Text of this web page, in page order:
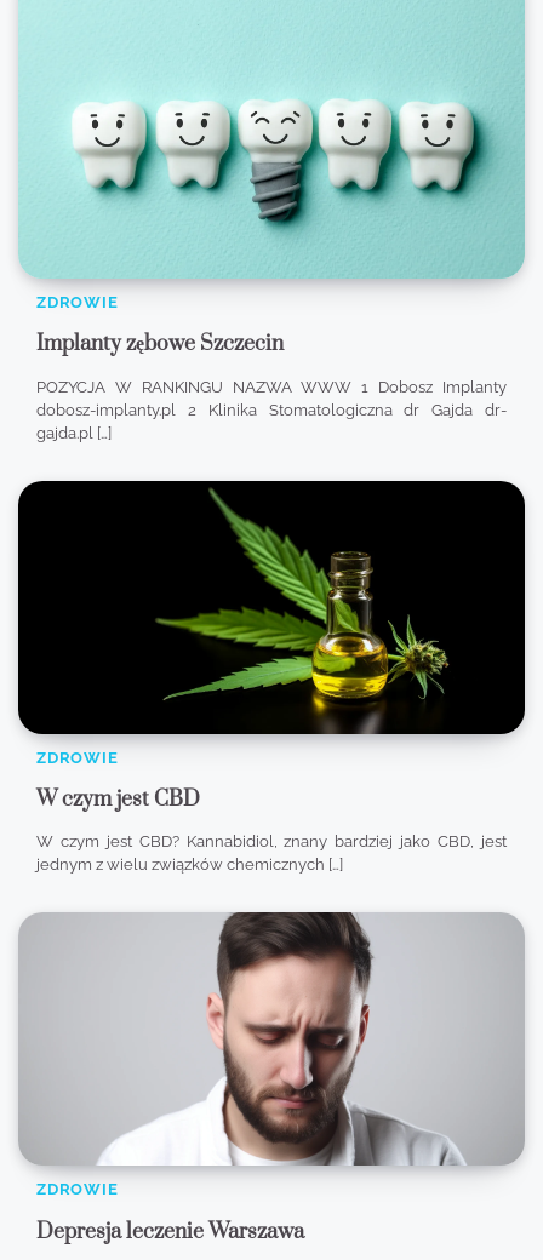
ZDROWIE
Implanty zębowe Szczecin
POZYCJA W RANKINGU NAZWA WWW 1 Dobosz Implanty
dobosz-implanty.pl 2 Klinika Stomatologiczna dr Gajda dr-
gajda.pl […]
ZDROWIE
W czym jest CBD
W czym jest CBD? Kannabidiol, znany bardziej jako CBD, jest
jednym z wielu związków chemicznych […]
ZDROWIE
Depresja leczenie Warszawa